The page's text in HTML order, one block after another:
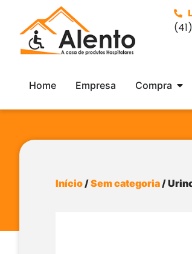
Home Empresa Compra
Início /Sem categoria /